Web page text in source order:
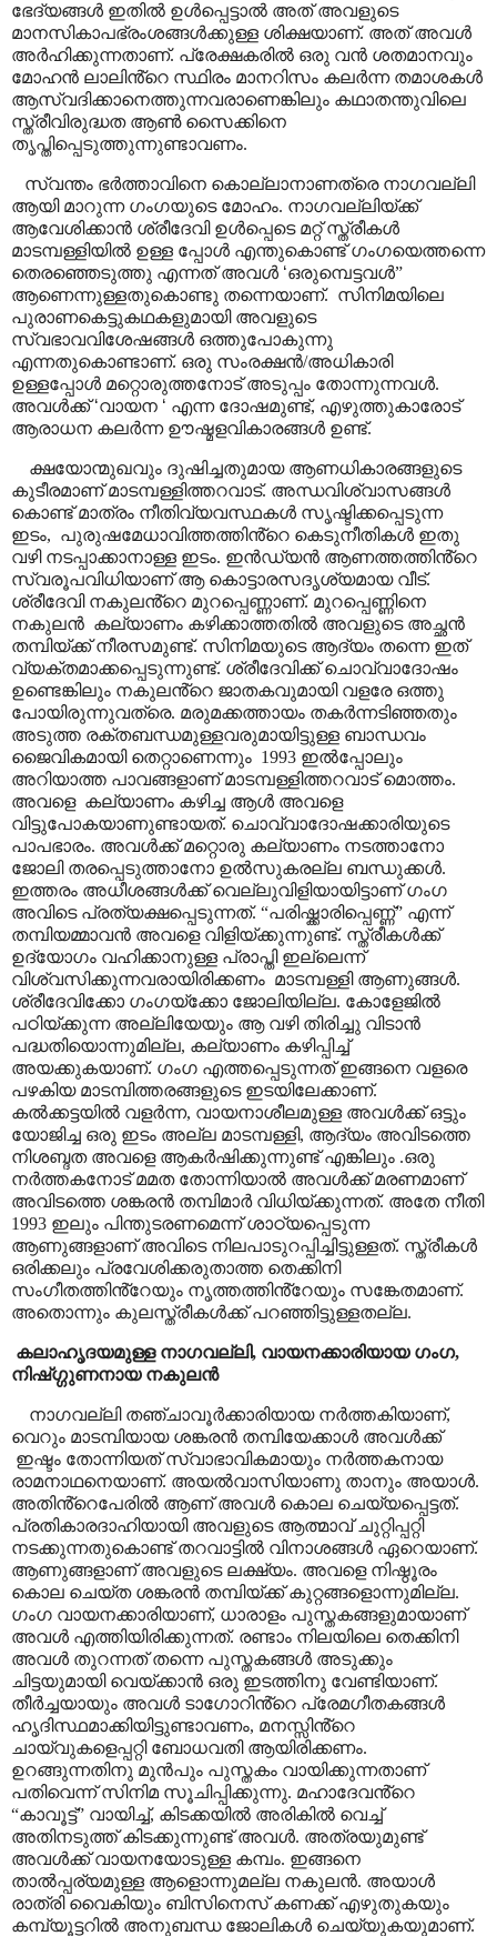
ഭേദ്യങ്ങൾ ഇതിൽ ഉൾപ്പെട്ടാൽ അത് അവളുടെ
മാനസികാപഭ്രംശങ്ങൾക്കുള്ള ശിക്ഷയാണ്. അത് അവൾ
അർഹിക്കുന്നതാണ്. പ്രേക്ഷകരിൽ ഒരു വൻ ശതമാനവും
മോഹൻ ലാലിൻ്റെ സ്ഥിരം മാനറിസം കലർന്ന തമാശകൾ
ആസ്വദിക്കാനെത്തുന്നവരാണെങ്കിലും കഥാതന്തുവിലെ
സ്ത്രീവിരുദ്ധത ആൺ സൈക്കിനെ
തൃപ്തിപ്പെടുത്തുന്നുണ്ടാവണം.
സ്വന്തം ഭർത്താവിനെ കൊല്ലാനാണത്രെ നാഗവല്ലി
ആയി മാറുന്ന ഗംഗയുടെ മോഹം. നാഗവല്ലിയ്ക്ക്
ആവേശിക്കാൻ ശ്രീദേവി ഉൾപ്പെടെ മറ്റ് സ്ത്രീകൾ
മാടമ്പള്ളിയിൽ ഉള്ള പ്പോൾ എന്തുകൊണ്ട് ഗംഗയെത്തന്നെ
തെരഞ്ഞെടുത്തു എന്നത് അവൾ ‘ഒരുമ്പെട്ടവൾ”
ആണെന്നുള്ളതുകൊണ്ടു തന്നെയാണ്. സിനിമയിലെ
പുരാണകെട്ടുകഥകളുമായി അവളുടെ
സ്വഭാവവിശേഷങ്ങൾ ഒത്തുപോകുന്നു
എന്നതുകൊണ്ടാണ്. ഒരു സംരക്ഷൻ/അധികാരി
ഉള്ളപ്പോൾ മറ്റൊരുത്തനോട് അടുപ്പം തോന്നുന്നവൾ.
അവൾക്ക്‘വായന ‘ എന്ന ദോഷമുണ്ട്, എഴുത്തുകാരോട്
ആരാധന കലർന്ന ഊഷ്മളവികാരങ്ങൾ ഉണ്ട്.
ക്ഷയോന്മുഖവും ദുഷിച്ചതുമായ ആണധികാരങ്ങളുടെ
കുടീരമാണ് മാടമ്പള്ളിത്തറവാട്. അന്ധവിശ്വാസങ്ങൾ
കൊണ്ട് മാത്രം നീതിവ്യവസ്ഥകൾ സൃഷ്ടിക്കപ്പെടുന്ന
ഇടം, പുരുഷമേധാവിത്തത്തിൻ്റെ കെടുനീതികൾ ഇതു
വഴി നടപ്പാക്കാനാള്ള ഇടം. ഇൻഡ്യൻ ആണത്തത്തിൻ്റെ
സ്വരൂപവിധിയാണ് ആ കൊട്ടാരസദൃശ്യമായ വീട്.
ശ്രീദേവി നകുലൻ്റെ മുറപ്പെണ്ണാണ്. മുറപ്പെണ്ണിനെ
നകുലൻ കല്യാണം കഴിക്കാത്തതിൽ അവളുടെ അച്ഛൻ
തമ്പിയ്ക്ക് നീരസമുണ്ട്. സിനിമയുടെ ആദ്യം തന്നെ ഇത്
വ്യക്തമാക്കപ്പെടുന്നുണ്ട്. ശ്രീദേവിക്ക് ചൊവ്വാദോഷം
ഉണ്ടെങ്കിലും നകുലൻ്റെ ജാതകവുമായി വളരേ ഒത്തു
പോയിരുന്നുവത്രെ. മരുമക്കത്തായം തകർന്നടിഞ്ഞതും
അടുത്ത രക്തബന്ധമുള്ളവരുമായിട്ടുള്ള ബാന്ധവം
ജൈവികമായി തെറ്റാണെന്നും 1993 ഇൽപ്പോലും
അറിയാത്ത പാവങ്ങളാണ് മാടമ്പള്ളിത്തറവാട് മൊത്തം.
അവളെ കല്യാണം കഴിച്ച ആൾ അവളെ
വിട്ടുപോകയാണുണ്ടായത്. ചൊവ്വാദോഷക്കാരിയുടെ
പാപഭാരം. അവൾക്ക് മറ്റൊരു കല്യാണം നടത്താനോ
ജോലി തരപ്പെടുത്താനോ ഉൽസുകരല്ല ബന്ധുക്കൾ.
ഇത്തരം അധീശങ്ങൾക്ക് വെല്ലുവിളിയായിട്ടാണ് ഗംഗ
അവിടെ പ്രത്യക്ഷപ്പെടുന്നത്. “പരിഷ്ക്കാരിപ്പെണ്ണ്” എന്ന്
തമ്പിയമ്മാവൻ അവളെ വിളിയ്ക്കുന്നുണ്ട്. സ്ത്രീകൾക്ക്
ഉദ്യോഗം വഹിക്കാനുള്ള പ്രാപ്തി ഇല്ലെന്ന്
വിശ്വസിക്കുന്നവരായിരിക്കണം മാടമ്പള്ളി ആണുങ്ങൾ.
ശ്രീദേവിക്കോ ഗംഗയ്ക്കോ ജോലിയില്ല. കോളേജിൽ
പഠിയ്ക്കുന്ന അല്ലിയേയും ആ വഴി തിരിച്ചു വിടാൻ
പദ്ധതിയൊന്നുമില്ല, കല്യാണം കഴിപ്പിച്ച്
അയക്കുകയാണ്. ഗംഗ എത്തപ്പെടുന്നത് ഇങ്ങനെ വളരെ
പഴകിയ മാടമ്പിത്തരങ്ങളുടെ ഇടയിലേക്കാണ്.
കൽക്കട്ടയിൽ വളർന്ന, വായനാശീലമുള്ള അവൾക്ക് ഒട്ടും
യോജിച്ച ഒരു ഇടം അല്ല മാടമ്പള്ളി, ആദ്യം അവിടത്തെ
നിശബ്ദത അവളെ ആകർഷിക്കുന്നുണ്ട് എങ്കിലും .ഒരു
നർത്തകനോട് മമത തോന്നിയാൽ അവൾക്ക് മരണമാണ്
അവിടത്തെ ശങ്കരൻ തമ്പിമാർ വിധിയ്ക്കുന്നത്. അതേ നീതി
1993 ഇലും പിന്തുടരണമെന്ന് ശാഠ്യപ്പെടുന്ന
ആണുങ്ങളാണ് അവിടെ നിലപാടുറപ്പിച്ചിട്ടുള്ളത്. സ്ത്രീകൾ
ഒരിക്കലും പ്രവേശിക്കരുതാത്ത തെക്കിനി
സംഗീതത്തിൻ്റേയും നൃത്തത്തിൻ്റേയും സങ്കേതമാണ്.
അതൊന്നും കുലസ്ത്രീകൾക്ക് പറഞ്ഞിട്ടുള്ളതല്ല.
കലാഹൃദയമുള്ള നാഗവല്ലി, വായനക്കാരിയായ ഗംഗ,
നിഷ്ഗ്ഗുണനായ നകുലൻ
നാഗവല്ലി തഞ്ചാവൂർക്കാരിയായ നർത്തകിയാണ്,
വെറും മാടമ്പിയായ ശങ്കരൻ തമ്പിയേക്കാൾ അവൾക്ക്
ഇഷ്ടം തോന്നിയത് സ്വാഭാവികമായും നർത്തകനായ
രാമനാഥനെയാണ്. അയൽവാസിയാണു താനും അയാൾ.
അതിൻ്റെപേരിൽ ആണ് അവൾ കൊല ചെയ്യപ്പെട്ടത്.
പ്രതികാരദാഹിയായി അവളുടെ ആത്മാവ് ചുറ്റിപ്പറ്റി
നടക്കുന്നതുകൊണ്ട് തറവാട്ടിൽ വിനാശങ്ങൾ ഏറെയാണ്.
ആണുങ്ങളാണ് അവളുടെ ലക്ഷ്യം. അവളെ നിഷ്ഠൂരം
കൊല ചെയ്ത ശങ്കരൻ തമ്പിയ്ക്ക് കുറ്റങ്ങളൊന്നുമില്ല.
ഗംഗ വായനക്കാരിയാണ്, ധാരാളം പുസ്തകങ്ങളുമായാണ്
അവൾ എത്തിയിരിക്കുന്നത്. രണ്ടാം നിലയിലെ തെക്കിനി
അവൾ തുറന്നത് തന്നെ പുസ്തകങ്ങൾ അടുക്കും
ചിട്ടയുമായി വെയ്ക്കാൻ ഒരു ഇടത്തിനു വേണ്ടിയാണ്.
തീർച്ചയായും അവൾ ടാഗോറിൻ്റെ പ്രേമഗീതകങ്ങൾ
ഹൃദിസ്ഥമാക്കിയിട്ടുണ്ടാവണം, മനസ്സിൻ്റെ
ചായ്വുകളെപ്പറ്റി ബോധവതി ആയിരിക്കണം.
ഉറങ്ങുന്നതിനു മുൻപും പുസ്തകം വായിക്കുന്നതാണ്
പതിവെന്ന് സിനിമ സൂചിപ്പിക്കുന്നു. മഹാദേവൻ്റെ
“കാവൂട്ട്” വായിച്ച്, കിടക്കയിൽ അരികിൽ വെച്ച്
അതിനടുത്ത് കിടക്കുന്നുണ്ട് അവൾ. അത്രയുമുണ്ട്
അവൾക്ക് വായനയോടുള്ള കമ്പം. ഇങ്ങനെ
താൽപ്പര്യമുള്ള ആളൊന്നുമല്ല നകുലൻ. അയാൾ
രാത്രി വൈകിയും ബിസിനെസ് കണക്ക് എഴുതുകയും
കമ്പ്യൂട്ടറിൽ അനുബന്ധ ജോലികൾ ചെയ്യുകയുമാണ്.